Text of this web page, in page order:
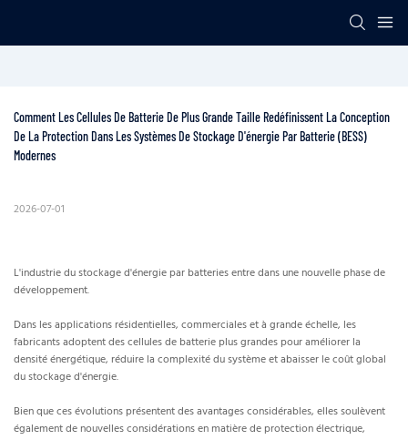
Comment Les Cellules De Batterie De Plus Grande Taille Redéfinissent La Conception
De La Protection Dans Les Systèmes De Stockage D'énergie Par Batterie (BESS)
Modernes
2026-07-01
L'industrie du stockage d'énergie par batteries entre dans une nouvelle phase de
développement.
Dans les applications résidentielles, commerciales et à grande échelle, les
fabricants adoptent des cellules de batterie plus grandes pour améliorer la
densité énergétique, réduire la complexité du système et abaisser le coût global
du stockage d'énergie.
Bien que ces évolutions présentent des avantages considérables, elles soulèvent
également de nouvelles considérations en matière de protection électrique,